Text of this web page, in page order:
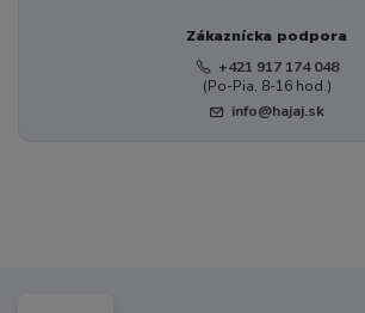
Zákaznícka podpora
+421 917 174 048
(Po-Pia, 8-16 hod.)
info@hajaj.sk